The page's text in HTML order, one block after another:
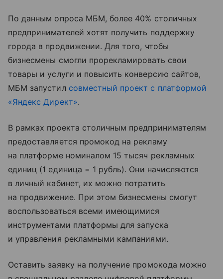
По данным опроса МБМ, более 40% столичных
предпринимателей хотят получить поддержку
города в продвижении. Для того, чтобы
бизнесмены смогли прорекламировать свои
товары и услуги и повысить конверсию сайтов,
МБМ запустил совместный проект с платформой
«Яндекс Директ».
В рамках проекта столичным предпринимателям
предоставляется промокод на рекламу
на платформе номиналом 15 тысяч рекламных
единиц (1 единица = 1 рубль). Они начисляются
в личный кабинет, их можно потратить
на продвижение. При этом бизнесмены смогут
воспользоваться всеми имеющимися
инструментами платформы для запуска
и управления рекламными кампаниями.
Оставить заявку на получение промокода можно